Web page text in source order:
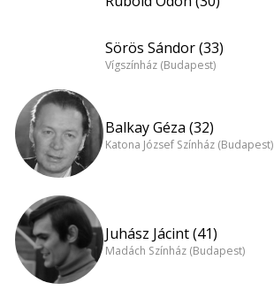
Sörös Sándor (33)
Vígszínház (Budapest)
Balkay Géza (32)
Katona József Színház (Budapest)
Juhász Jácint (41)
Madách Színház (Budapest)